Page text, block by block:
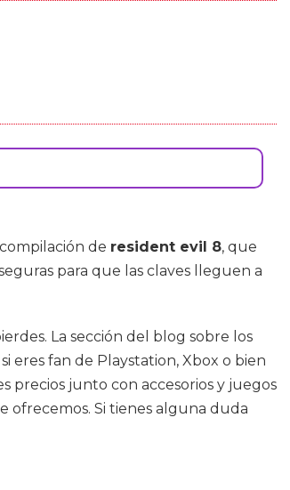
de resident evil 8, que
para que las claves lleguen a
La sección del blog sobre los
eres fan de Playstation, Xbox o bien
precios junto con accesorios y juegos
ofrecemos. Si tienes alguna duda